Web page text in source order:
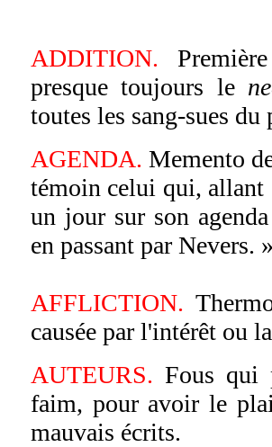
ADDITION.
presque toujours le
toutes les sang-sues du
AGENDA. Memento
témoin celui qui, allant
un jour sur son
en passant par Nevers.
AFFLICTION.
causée par l'intérêt ou
AUTEURS. Fous qui
faim, pour avoir le
mauvais écrits.